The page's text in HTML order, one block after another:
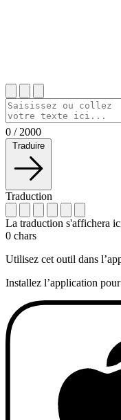
0 / 2000
Traduire
Traduction
La traduction s'affichera
0 chars
Utilisez cet outil dans
Installez l’application